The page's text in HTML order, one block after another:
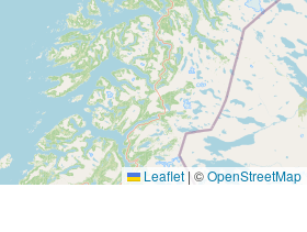
Leaflet | ©OpenStreetMap